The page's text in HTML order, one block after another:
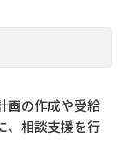
画の作成や受給
、相談支援を行